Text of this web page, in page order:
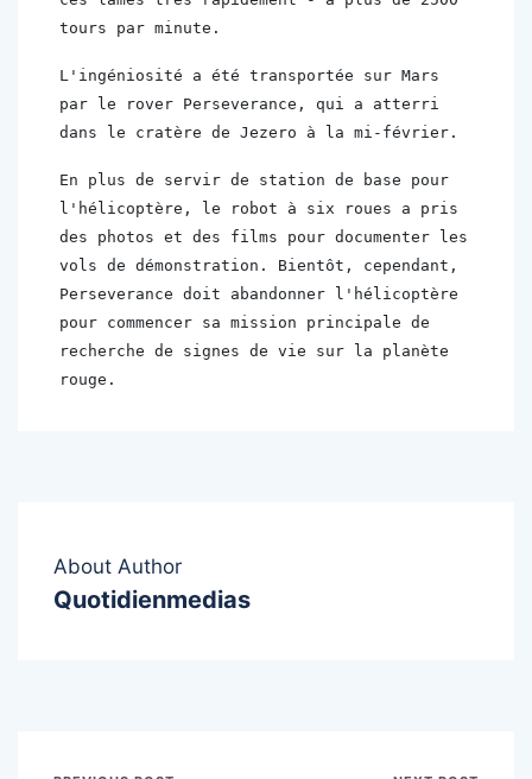
tours par minute.
L'ingéniosité a été transportée sur Mars
par le rover Perseverance, qui a atterri
dans le cratère de Jezero à la mi-février.
En plus de servir de station de base pour
l'hélicoptère, le robot à six roues a pris
des photos et des films pour documenter les
vols de démonstration. Bientôt, cependant,
Perseverance doit abandonner l'hélicoptère
pour commencer sa mission principale de
recherche de signes de vie sur la planète
rouge.
About Author
Quotidienmedias